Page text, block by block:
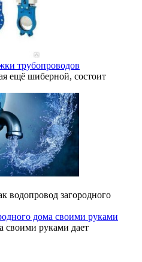
трубопроводов
ещё шиберной, состоит
водопровод загородного
дома своими руками
своими руками дает